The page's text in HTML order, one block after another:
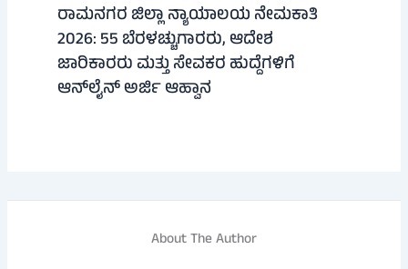
ರಾಮನಗರ ಜಿಲ್ಲಾ ನ್ಯಾಯಾಲಯ ನೇಮಕಾತಿ
2026: 55 ಬೆರಳಚ್ಚುಗಾರರು, ಆದೇಶ
ಜಾರಿಕಾರರು ಮತ್ತು ಸೇವಕರ ಹುದ್ದೆಗಳಿಗೆ
ಆನ್‌ಲೈನ್ ಅರ್ಜಿ ಆಹ್ವಾನ
About The Author